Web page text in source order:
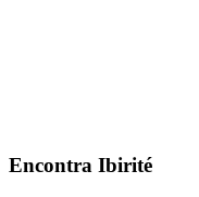
Encontra Ibirité